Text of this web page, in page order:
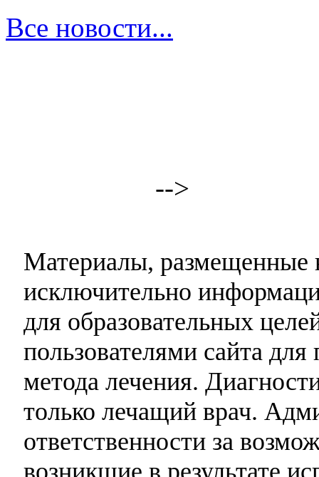
Все новости...
-->
Материалы, размещенные
исключительно
для образовательных
пользователями сайта
метода лечения.
только лечащий врач.
ответственности за
возникшие в результате